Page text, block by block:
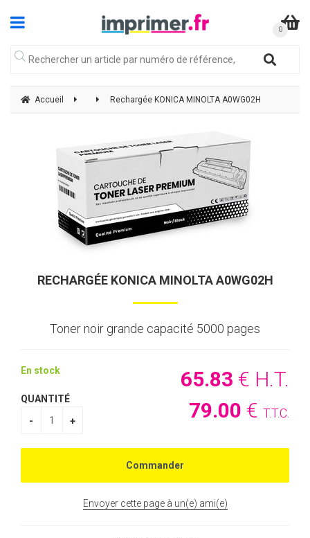
Accueil Rechargée KONICA MINOLTA A0WG02H
RECHARGÉE KONICA MINOLTA A0WG02H
Toner noir grande capacité 5000 pages
65.83 € H.T.
79.00 € T.T.C.
En stock
QUANTITÉ
Envoyer cette page à un(e) ami(e)